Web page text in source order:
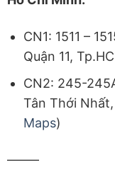
CN1: 1511 –
Quận 11,
CN2: 245-
Tân Thới
Maps)
——–